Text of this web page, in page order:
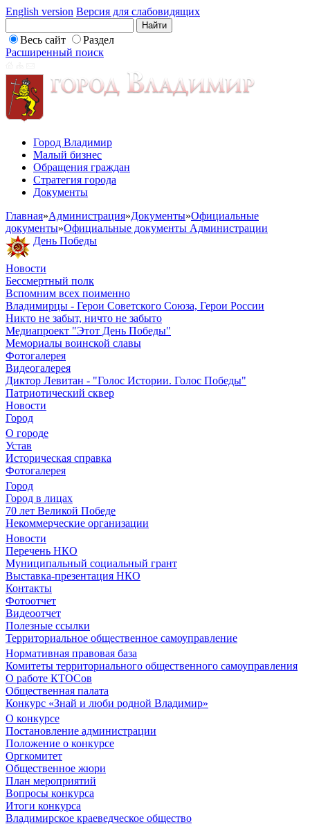
English version Версия для слабовидящих
Весь сайт
Раздел
Расширенный поиск
Город Владимир
Малый бизнес
Обращения граждан
Стратегия города
Документы
Главная»Администрация»Документы»Официальные
документы»Официальные документы Администрации
День Победы
Новости
Бессмертный полк
Вспомним всех поименно
Владимирцы - Герои Советского Союза, Герои России
Никто не забыт, ничто не забыто
Медиапроект "Этот День Победы"
Мемориалы воинской славы
Фотогалерея
Видеогалерея
Диктор Левитан - "Голос Истории. Голос Победы"
Патриотический сквер
Новости
Город
О городе
Устав
Историческая справка
Фотогалерея
Город
Город в лицах
70 лет Великой Победе
Некоммерческие организации
Новости
Перечень НКО
Муниципальный социальный грант
Выставка-презентация НКО
Контакты
Фотоотчет
Видеоотчет
Полезные ссылки
Территориальное общественное самоуправление
Нормативная правовая база
Комитеты территориального общественного самоуправления
О работе КТОСов
Общественная палата
Конкурс «Знай и люби родной Владимир»
О конкурсе
Постановление администрации
Положение о конкурсе
Оргкомитет
Общественное жюри
План мероприятий
Вопросы конкурса
Итоги конкурса
Владимирское краеведческое общество